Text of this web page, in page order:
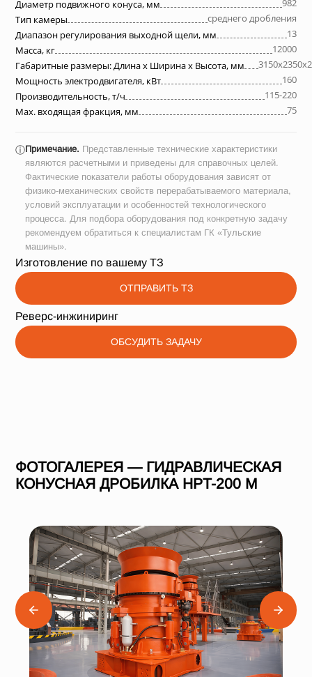
Диаметр подвижного конуса, мм
982
Тип камеры
среднего дробления
Диапазон регулирования выходной щели, мм
13
Масса, кг
12000
Габаритные размеры: Длина х Ширина х Высота, мм
Мощность электродвигателя, кВт
160
Производительность, т/ч
115-220
Max. входящая фракция, мм
75
ⓘПримечание. Представленные технические характеристики
являются расчетными и приведены для справочных целей.
Фактические показатели работы оборудования зависят от
физико-механических свойств перерабатываемого материала,
условий эксплуатации и особенностей технологического
процесса. Для подбора оборудования под конкретную задачу
рекомендуем обратиться к специалистам ГК «Тульские
машины».
Изготовление по вашему ТЗ
ОТПРАВИТЬ ТЗ
Реверс-инжиниринг
ОБСУДИТЬ ЗАДАЧУ
ФОТОГАЛЕРЕЯ — ГИДРАВЛИЧЕСКАЯ
КОНУСНАЯ ДРОБИЛКА HPT-200 M